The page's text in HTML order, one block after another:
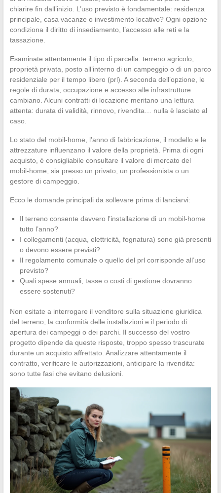
chiarire fin dall’inizio. L’uso previsto è fondamentale: residenza
principale, casa vacanze o investimento locativo? Ogni opzione
condiziona il diritto di insediamento, l’accesso alle reti e la
tassazione.
Esaminate attentamente il tipo di parcella: terreno agricolo,
proprietà privata, posto all’interno di un campeggio o di un parco
residenziale per il tempo libero (prl). A seconda dell’opzione, le
regole di durata, occupazione e accesso alle infrastrutture
cambiano. Alcuni contratti di locazione meritano una lettura
attenta: durata di validità, rinnovo, rivendita… nulla è lasciato al
caso.
Lo stato del mobil-home, l’anno di fabbricazione, il modello e le
attrezzature influenzano il valore della proprietà. Prima di ogni
acquisto, è consigliabile consultare il valore di mercato del
mobil-home, sia presso un privato, un professionista o un
gestore di campeggio.
Ecco le domande principali da sollevare prima di lanciarvi:
Il terreno consente davvero l’installazione di un mobil-home
tutto l’anno?
I collegamenti (acqua, elettricità, fognatura) sono già presenti
o devono essere previsti?
Il regolamento comunale o quello del prl corrisponde all’uso
previsto?
Quali spese annuali, tasse o costi di gestione dovranno
essere sostenuti?
Non esitate a interrogare il venditore sulla situazione giuridica
del terreno, la conformità delle installazioni e il periodo di
apertura dei campeggi o dei parchi. Il successo del vostro
progetto dipende da queste risposte, troppo spesso trascurate
durante un acquisto affrettato. Analizzare attentamente il
contratto, verificare le autorizzazioni, anticipare la rivendita:
sono tutte fasi che evitano delusioni.